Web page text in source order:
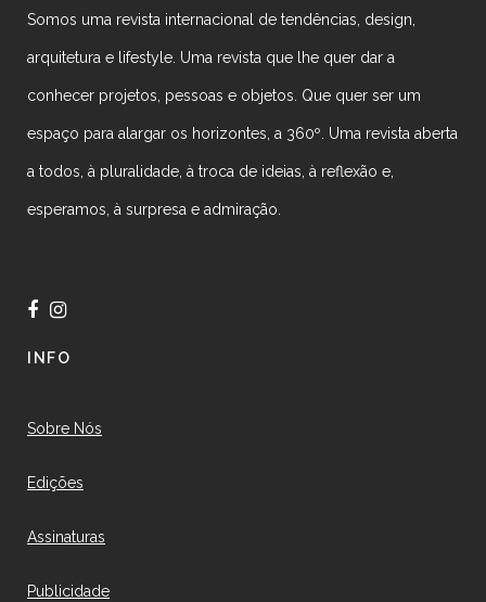
Somos uma revista internacional de tendências, design,
arquitetura e lifestyle. Uma revista que lhe quer dar a
conhecer projetos, pessoas e objetos. Que quer ser um
espaço para alargar os horizontes, a 360º. Uma revista aberta
a todos, à pluralidade, à troca de ideias, à reflexão e,
esperamos, à surpresa e admiração.
INFO
Sobre Nós
Edições
Assinaturas
Publicidade